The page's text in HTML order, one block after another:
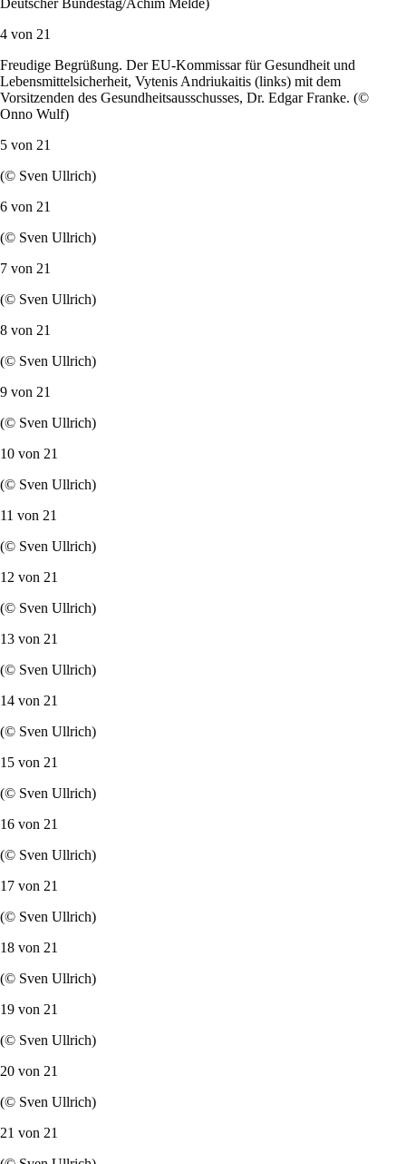
Der Vorsitzende des Gesundheitsausschusses, Dr. Edgar Franke,
(4.v.li), SPD, und der Stellvertreter des Ausschusses, Rudolf Henke,
CDU/CSU, nehmen am Mittwoch, 22. März 2017, um 9 Uhr im
Paul-Löbe-Haus, Raum E 300 im Namen des
Bundestagsausschusses für Gesundheit von den Vorsitzenden der
Katholischen Arbeitnehmer-Bewegung und der Arbeitsgemeinschaft
christlicher Arbeitnehmerorganisationen gesammelte Unterschriften
für die Wiederherstellung der Beitragsparität zwischen Arbeitgebern
und Arbeitnehmern in der gesetzlichen Krankenkasse entgegen. (©
4 von
Lebensmittelsicherheit, Vytenis Andriukaitis (links) mit dem
Onno Wulf)
5 von21
(© Sven Ullrich)
6 von21
(© Sven Ullrich)
7 von21
(© Sven Ullrich)
8 von21
(© Sven Ullrich)
9 von21
(© Sven Ullrich)
10 von21
(© Sven Ullrich)
11 von21
(© Sven Ullrich)
12 von21
(© Sven Ullrich)
13 von21
(© Sven Ullrich)
14 von21
(© Sven Ullrich)
15 von21
(© Sven Ullrich)
16 von21
(© Sven Ullrich)
17 von21
(© Sven Ullrich)
18 von21
(© Sven Ullrich)